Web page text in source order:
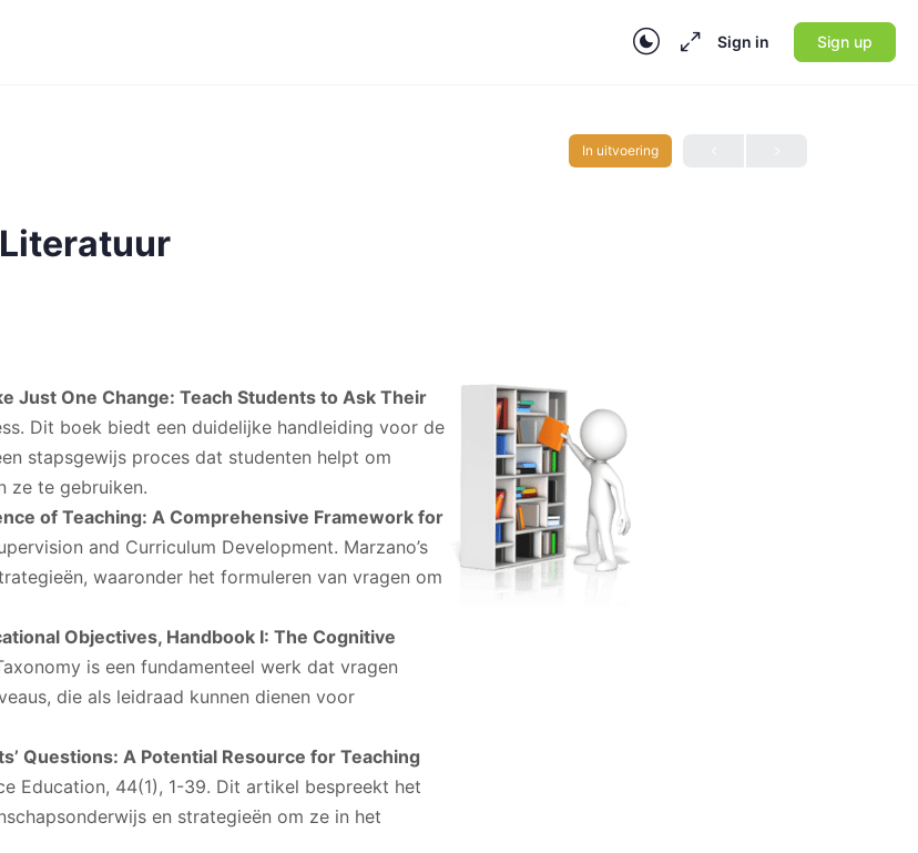
Sign in Sign up
In uitvoering
Just One Change: Teach Students to Ask Their
Dit boek biedt een duidelijke handleiding voor de
stapsgewijs proces dat studenten helpt om
ze te gebruiken.
of Teaching: A Comprehensive Framework for
and Curriculum Development. Marzano’s
waaronder het formuleren van vragen om
Objectives, Handbook I: The Cognitive
is een fundamenteel werk dat vragen
die als leidraad kunnen dienen voor
Questions: A Potential Resource for Teaching
Education, 44(1), 1-39. Dit artikel bespreekt het
en strategieën om ze in het